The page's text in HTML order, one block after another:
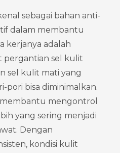
sebagai bahan anti-
dalam membantu
kerjanya adalah
pergantian sel kulit
sel kulit mati yang
pori bisa diminimalkan.
mengontrol
yang sering menjadi
Dengan
kondisi kulit